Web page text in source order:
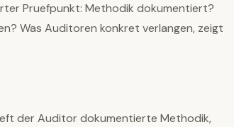
Pruefpunkt: Methodik dokumentiert?
Was Auditoren konkret verlangen, zeigt
der Auditor dokumentierte Methodik,